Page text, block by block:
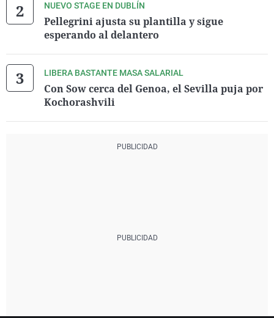
NUEVO STAGE EN DUBLÍN
Pellegrini ajusta su plantilla y sigue
esperando al delantero
LIBERA BASTANTE MASA SALARIAL
Con Sow cerca del Genoa, el Sevilla puja por
Kochorashvili